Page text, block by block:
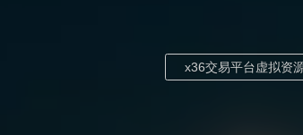
x36交易平台虚拟资